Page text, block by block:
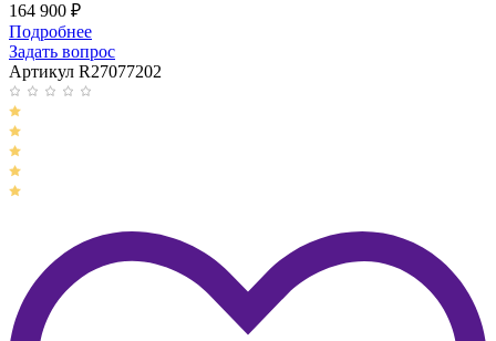
164 900 ₽
Подробнее
Задать вопрос
Артикул R27077202